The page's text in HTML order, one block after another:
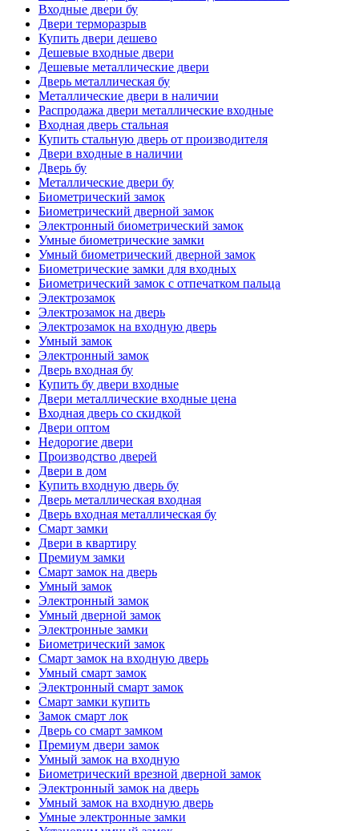
Входные двери бу
Двери терморазрыв
Купить двери дешево
Дешевые входные двери
Дешевые металлические двери
Дверь металлическая бу
Металлические двери в наличии
Распродажа двери металлические входные
Входная дверь стальная
Купить стальную дверь от производителя
Двери входные в наличии
Дверь бу
Металлические двери бу
Биометрический замок
Биометрический дверной замок
Электронный биометрический замок
Умные биометрические замки
Умный биометрический дверной замок
Биометрические замки для входных
Биометрический замок с отпечатком пальца
Электрозамок
Электрозамок на дверь
Электрозамок на входную дверь
Умный замок
Электронный замок
Дверь входная бу
Купить бу двери входные
Двери металлические входные цена
Входная дверь со скидкой
Двери оптом
Недорогие двери
Производство дверей
Двери в дом
Купить входную дверь бу
Дверь металлическая входная
Дверь входная металлическая бу
Смарт замки
Двери в квартиру
Премиум замки
Смарт замок на дверь
Умный замок
Электронный замок
Умный дверной замок
Электронные замки
Биометрический замок
Смарт замок на входную дверь
Умный смарт замок
Электронный смарт замок
Смарт замки купить
Замок смарт лок
Дверь со смарт замком
Премиум двери замок
Умный замок на входную
Биометрический врезной дверной замок
Электронный замок на дверь
Умный замок на входную дверь
Умные электронные замки